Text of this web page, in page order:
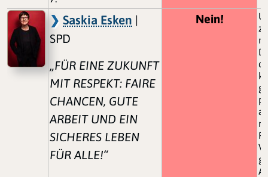
Saskia Esken |
SPD
„FÜR EINE ZUKUNFT
MIT RESPEKT: FAIRE
CHANCEN, GUTE
ARBEIT UND EIN
SICHERES LEBEN
FÜR ALLE!“
Nein!